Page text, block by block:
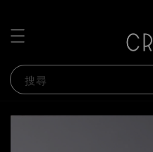
搜尋